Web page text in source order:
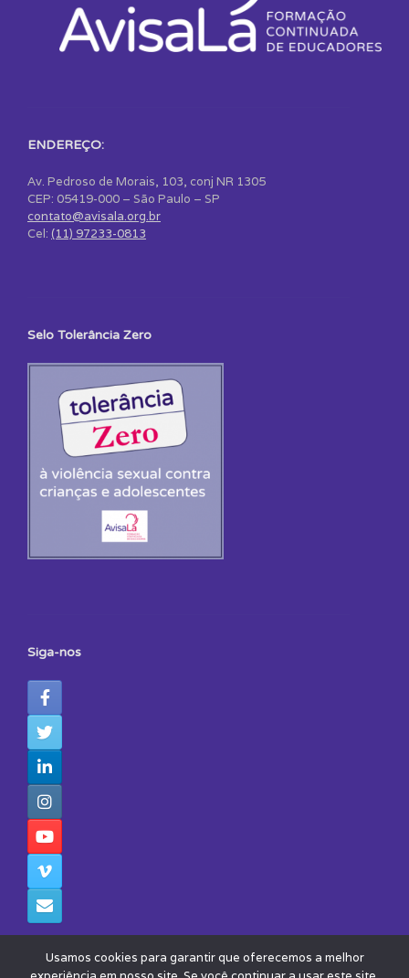
ENDEREÇO:
Av. Pedroso de Morais, 103, conj NR 1305
CEP: 05419-000 – São Paulo – SP
contato@avisala.org.br
Cel: (11) 97233-0813
Selo Tolerância Zero
Siga-nos
Usamos cookies para garantir que oferecemos a melhor